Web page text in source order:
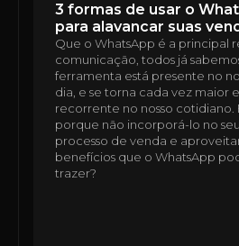
3 formas de usar o
para alavancar suas
Que o WhatsApp é a principal
comunicação, todos já
ferramenta está presente no
dia, e se torna cada vez maior e
recorrente no nosso cotidiano.
porque não incorporá-lo no seu
processo de venda e
benefícios que o WhatsApp
trazer?